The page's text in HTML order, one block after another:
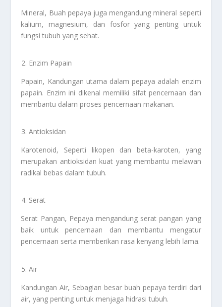
Mineral, Buah pepaya juga mengandung mineral seperti
kalium, magnesium, dan fosfor yang penting untuk
fungsi tubuh yang sehat.
Enzim Papain
Papain, Kandungan utama dalam pepaya adalah enzim
papain. Enzim ini dikenal memiliki sifat pencernaan dan
membantu dalam proses pencernaan makanan.
Antioksidan
Karotenoid, Seperti likopen dan beta-karoten, yang
merupakan antioksidan kuat yang membantu melawan
radikal bebas dalam tubuh.
Serat
Serat Pangan, Pepaya mengandung serat pangan yang
baik untuk pencernaan dan membantu mengatur
pencernaan serta memberikan rasa kenyang lebih lama.
Air
Kandungan Air, Sebagian besar buah pepaya terdiri dari
air, yang penting untuk menjaga hidrasi tubuh.